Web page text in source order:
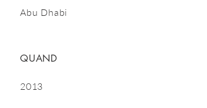
Abu Dhabi
QUAND
2013